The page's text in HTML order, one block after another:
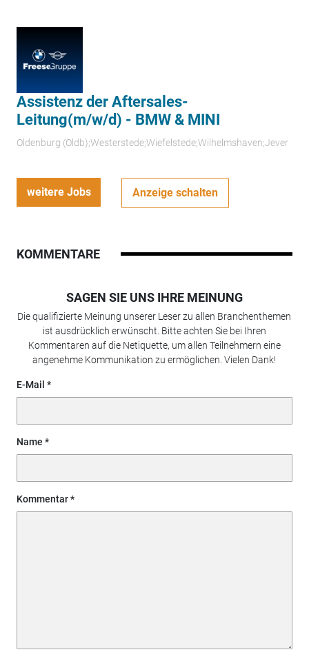
Assistenz der Aftersales-
Leitung(m/w/d) - BMW & MINI
Oldenburg (Oldb);Westerstede;Wiefelstede;Wilhelmshaven;Jever
weitere Jobs Anzeige schalten
KOMMENTARE
SAGEN SIE UNS IHRE MEINUNG
Die qualifizierte Meinung unserer Leser zu allen Branchenthemen
ist ausdrücklich erwünscht. Bitte achten Sie bei Ihren
Kommentaren auf die Netiquette, um allen Teilnehmern eine
angenehme Kommunikation zu ermöglichen. Vielen Dank!
E-Mail
Name
Kommentar